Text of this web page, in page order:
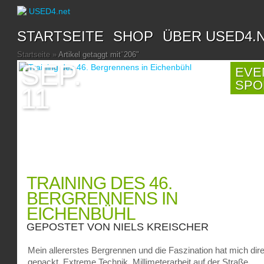
STARTSEITE SHOP ÜBER
Startseite » Artikel getaggt mit"206"
SEP.
11
TRAINING DES 46.
BERGRENNENS IN
EICHENBÜHL
GEPOSTET VON NIELS KREISCHER
Mein allererstes Bergrennen und die Faszination hat mich
gepackt. Extreme Technik, Millimeterarbeit auf der Straße,